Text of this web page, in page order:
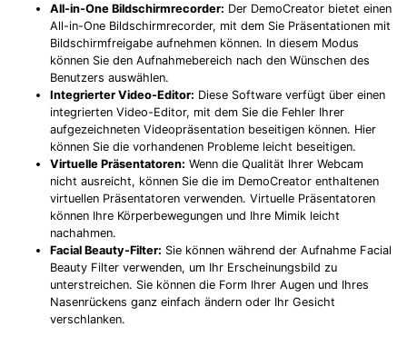
All-in-One Bildschirmrecorder: Der DemoCreator bietet einen
All-in-One Bildschirmrecorder, mit dem Sie Präsentationen mit
Bildschirmfreigabe aufnehmen können. In diesem Modus
können Sie den Aufnahmebereich nach den Wünschen des
Benutzers auswählen.
Integrierter Video-Editor: Diese Software verfügt über einen
integrierten Video-Editor, mit dem Sie die Fehler Ihrer
aufgezeichneten Videopräsentation beseitigen können. Hier
können Sie die vorhandenen Probleme leicht beseitigen.
Virtuelle Präsentatoren: Wenn die Qualität Ihrer Webcam
nicht ausreicht, können Sie die im DemoCreator enthaltenen
virtuellen Präsentatoren verwenden. Virtuelle Präsentatoren
können Ihre Körperbewegungen und Ihre Mimik leicht
nachahmen.
Facial Beauty-Filter: Sie können während der Aufnahme Facial
Beauty Filter verwenden, um Ihr Erscheinungsbild zu
unterstreichen. Sie können die Form Ihrer Augen und Ihres
Nasenrückens ganz einfach ändern oder Ihr Gesicht
verschlanken.